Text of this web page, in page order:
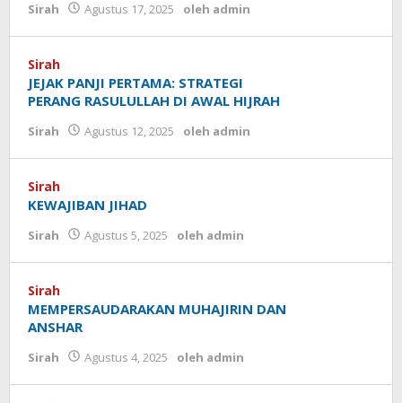
Sirah Agustus 17, 2025 oleh admin
Sirah
JEJAK PANJI PERTAMA: STRATEGI
PERANG RASULULLAH DI AWAL HIJRAH
Sirah Agustus 12, 2025 oleh admin
Sirah
KEWAJIBAN JIHAD
Sirah Agustus 5, 2025 oleh admin
Sirah
MEMPERSAUDARAKAN MUHAJIRIN DAN
ANSHAR
Sirah Agustus 4, 2025 oleh admin